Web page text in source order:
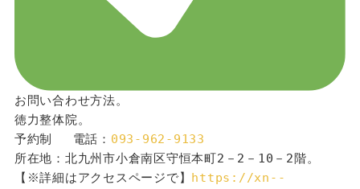
お問い合わせ方法。
徳力整体院。
予約制 　電話： 093-962-9133
所在地：北九州市小倉南区守恒本町2－2－10－2階。
【※詳細はアクセスページで】 https://xn--